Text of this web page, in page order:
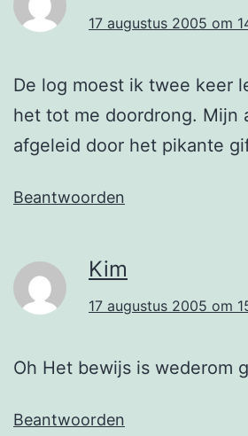
17 augustus 2005 om
De log moest ik twee keer
het tot me doordrong. Mijn
afgeleid door het pikante
Beantwoorden
Kim
17 augustus 2005 om
Oh Het bewijs is wederom
Beantwoorden